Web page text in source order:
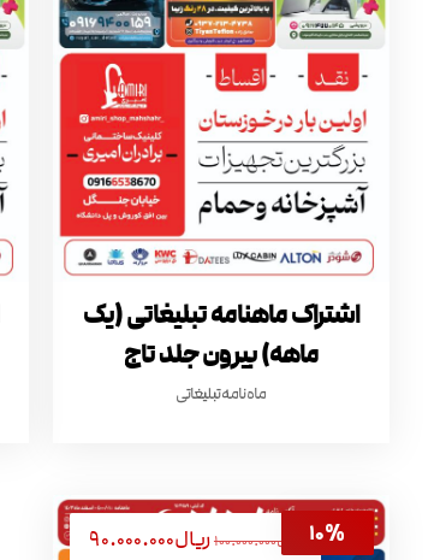
اشتراک ماهنامه تبلیغاتی (یک
ماهه) بیرون جلد تاج
ماه نامه تبلیغاتی
ریال۱۰۰.۰۰۰.۰۰۰ریال۹۰.۰۰۰.۰۰۰